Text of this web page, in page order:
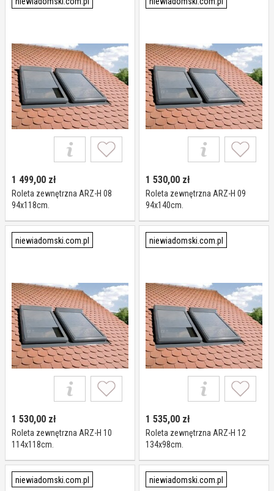
Designo R4/R7 o Wymiarach
1 499,00 zł
Roleta zewnętrzna ARZ-H 08
94x118cm.
1 530,00 zł
Roleta zewnętrzna ARZ-H 09
94x140cm.
niewiadomski.com.pl
1 530,00 zł
Roleta zewnętrzna ARZ-H 10
114x118cm.
niewiadomski.com.pl
1 535,00 zł
Roleta zewnętrzna ARZ-H 12
134x98cm.
niewiadomski.com.pl niewiadomski.com.pl